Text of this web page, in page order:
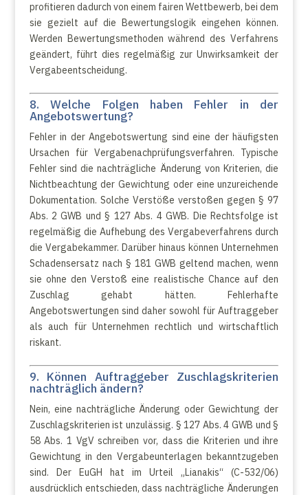
profitieren dadurch von einem fairen Wettbewerb, bei dem
sie gezielt auf die Bewertungslogik eingehen können.
Werden Bewertungsmethoden während des Verfahrens
geändert, führt dies regelmäßig zur Unwirksamkeit der
Vergabeentscheidung.
8. Welche Folgen haben Fehler in der
Angebotswertung?
Fehler in der Angebotswertung sind eine der häufigsten
Ursachen für Vergabenachprüfungsverfahren. Typische
Fehler sind die nachträgliche Änderung von Kriterien, die
Nichtbeachtung der Gewichtung oder eine unzureichende
Dokumentation. Solche Verstöße verstoßen gegen § 97
Abs. 2 GWB und § 127 Abs. 4 GWB. Die Rechtsfolge ist
regelmäßig die Aufhebung des Vergabeverfahrens durch
die Vergabekammer. Darüber hinaus können Unternehmen
Schadensersatz nach § 181 GWB geltend machen, wenn
sie ohne den Verstoß eine realistische Chance auf den
Zuschlag gehabt hätten. Fehlerhafte
Angebotswertungen sind daher sowohl für Auftraggeber
als auch für Unternehmen rechtlich und wirtschaftlich
riskant.
9. Können Auftraggeber Zuschlagskriterien
nachträglich ändern?
Nein, eine nachträgliche Änderung oder Gewichtung der
Zuschlagskriterien ist unzulässig. § 127 Abs. 4 GWB und §
58 Abs. 1 VgV schreiben vor, dass die Kriterien und ihre
Gewichtung in den Vergabeunterlagen bekanntzugeben
sind. Der EuGH hat im Urteil „Lianakis“ (C-532/06)
ausdrücklich entschieden, dass nachträgliche Änderungen